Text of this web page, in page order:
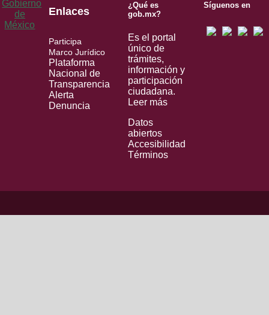
Enlaces
Participa
Marco Jurídico
Plataforma
Nacional de
Transparencia
Alerta
Denuncia
¿Qué es
gob.mx?
Es el portal
único de
trámites,
información y
participación
ciudadana.
Leer más
Datos
abiertos
Accesibilidad
Términos
Síguenos en